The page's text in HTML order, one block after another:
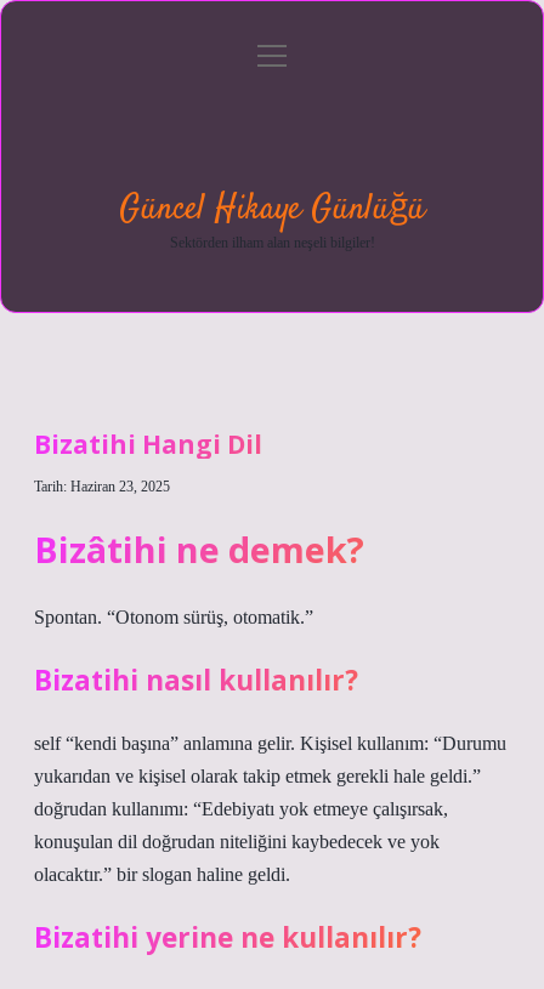
menüyü
Güncel Hikaye Günlüğü
Sektörden ilham alan neşeli bilgiler!
Bizatihi Hangi Dil
Tarih: Haziran 23, 2025
Bizâtihi ne demek?
Spontan. “Otonom sürüş, otomatik.”
Bizatihi nasıl kullanılır?
self “kendi başına” anlamına gelir. Kişisel kullanım: “Durumu
yukarıdan ve kişisel olarak takip etmek gerekli hale geldi.”
doğrudan kullanımı: “Edebiyatı yok etmeye çalışırsak,
konuşulan dil doğrudan niteliğini kaybedecek ve yok
olacaktır.” bir slogan haline geldi.
Bizatihi yerine ne kullanılır?